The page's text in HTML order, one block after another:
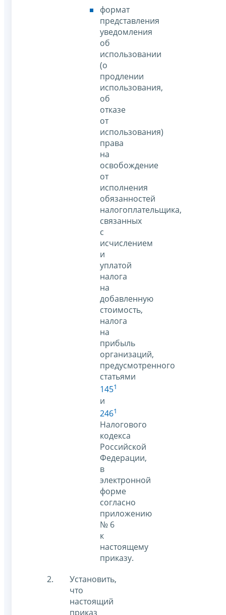
формат
представления
уведомления
об
использовании
(о
продлении
использования,
об
отказе
от
использования)
права
на
освобождение
от
исполнения
обязанностей
налогоплательщика,
связанных
с
исчислением
и
уплатой
налога
на
добавленную
стоимость,
налога
на
прибыль
организаций,
предусмотренного
статьями
1451
и
2461
Налогового
кодекса
Российской
Федерации,
в
электронной
форме
согласно
приложению
№ 6
к
настоящему
приказу.
Установить,
что
настоящий
приказ